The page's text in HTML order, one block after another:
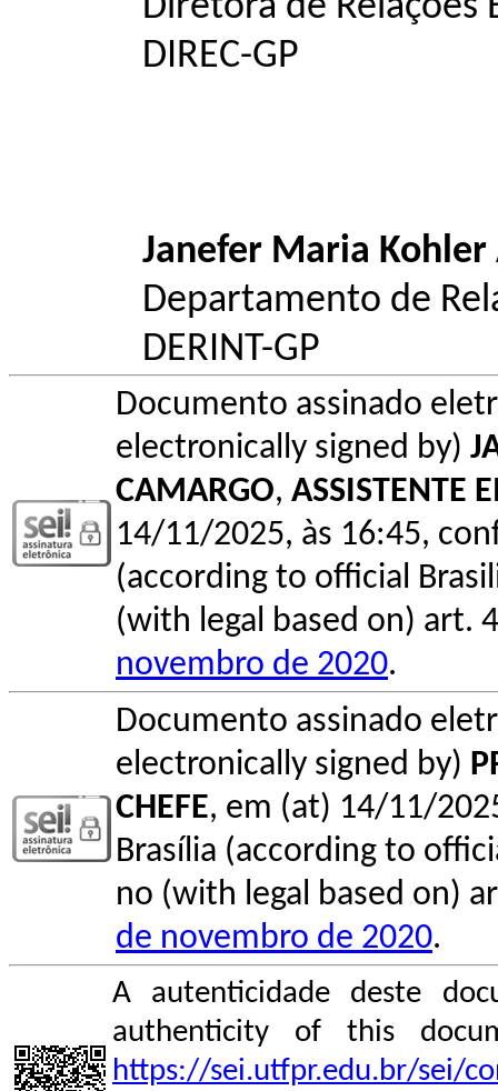
DIREC-GP
Janefer Maria
Departamento de
DERINT-GP
Documento assinado
electronically signed by)
CAMARGO, ASSISTENTE
14/11/2025, às 16:45,
(according to official
(with legal based on) art.
novembro de 2020.
Documento assinado
electronically signed by)
CHEFE, em (at) 14/11/
Brasília (according to
no (with legal based on)
de novembro de 2020.
A autenticidade deste
authenticity of this
https://sei.utfpr.edu.br/sei/